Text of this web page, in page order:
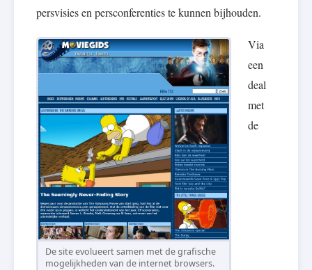
persvisies en persconferenties te kunnen bijhouden.
De site evolueert samen met de grafische
mogelijkheden van de internet browsers.
Via
een
deal
met
de